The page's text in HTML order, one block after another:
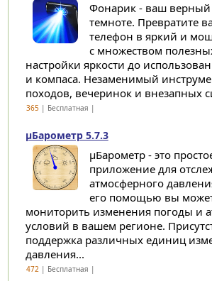
Фонарик - ваш верный
темноте. Превратите
телефон в яркий и
с множеством
настройки яркости до
и компаса. Незаменимый
походов, вечеринок и внезапных
365| Бесплатная |
μБарометр 5.7.3
μБарометр - это
приложение для
атмосферного
его помощью вы
мониторить изменения погоды и
условий в вашем регионе.
поддержка различных единиц
давления...
472| Бесплатная |